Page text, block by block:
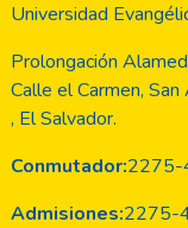
Universidad
Prolongación
Calle el Carmen,
, El Salvador.
Conmutador:2275-
Admisiones:2275-